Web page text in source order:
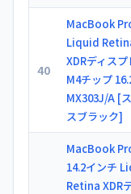
40
MacBook
Liquid
XDRディスプ
M4チップ
MX303J/A [
スブラック]
MacBook
14.2インチ
Retina XDR